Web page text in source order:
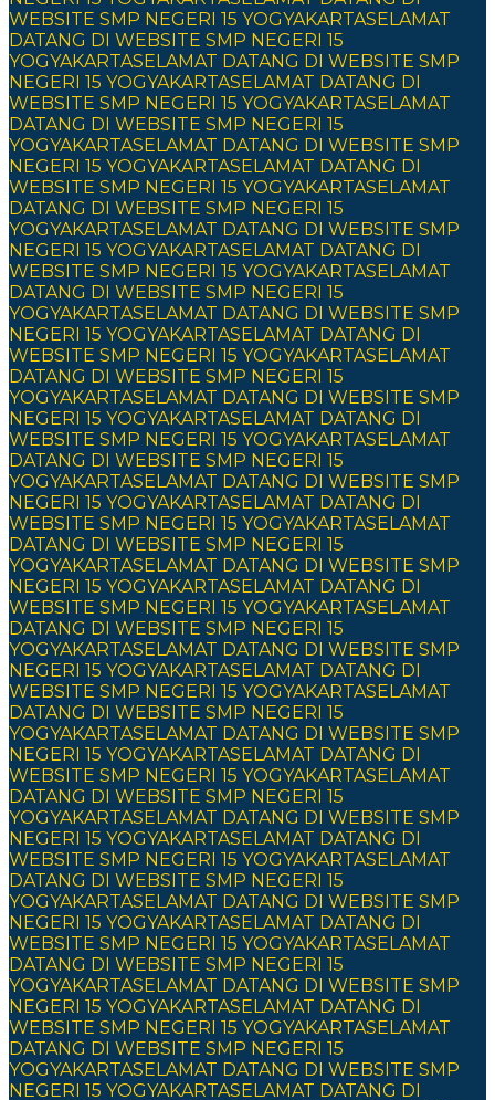
WEBSITE SMP NEGERI 15 YOGYAKARTASELAMAT
DATANG DI WEBSITE SMP NEGERI 15
YOGYAKARTASELAMAT DATANG DI WEBSITE SMP
NEGERI 15 YOGYAKARTASELAMAT DATANG DI
WEBSITE SMP NEGERI 15 YOGYAKARTASELAMAT
DATANG DI WEBSITE SMP NEGERI 15
YOGYAKARTASELAMAT DATANG DI WEBSITE SMP
NEGERI 15 YOGYAKARTASELAMAT DATANG DI
WEBSITE SMP NEGERI 15 YOGYAKARTASELAMAT
DATANG DI WEBSITE SMP NEGERI 15
YOGYAKARTASELAMAT DATANG DI WEBSITE SMP
NEGERI 15 YOGYAKARTASELAMAT DATANG DI
WEBSITE SMP NEGERI 15 YOGYAKARTASELAMAT
DATANG DI WEBSITE SMP NEGERI 15
YOGYAKARTASELAMAT DATANG DI WEBSITE SMP
NEGERI 15 YOGYAKARTASELAMAT DATANG DI
WEBSITE SMP NEGERI 15 YOGYAKARTASELAMAT
DATANG DI WEBSITE SMP NEGERI 15
YOGYAKARTASELAMAT DATANG DI WEBSITE SMP
NEGERI 15 YOGYAKARTASELAMAT DATANG DI
WEBSITE SMP NEGERI 15 YOGYAKARTASELAMAT
DATANG DI WEBSITE SMP NEGERI 15
YOGYAKARTASELAMAT DATANG DI WEBSITE SMP
NEGERI 15 YOGYAKARTASELAMAT DATANG DI
WEBSITE SMP NEGERI 15 YOGYAKARTASELAMAT
DATANG DI WEBSITE SMP NEGERI 15
YOGYAKARTASELAMAT DATANG DI WEBSITE SMP
NEGERI 15 YOGYAKARTASELAMAT DATANG DI
WEBSITE SMP NEGERI 15 YOGYAKARTASELAMAT
DATANG DI WEBSITE SMP NEGERI 15
YOGYAKARTASELAMAT DATANG DI WEBSITE SMP
NEGERI 15 YOGYAKARTASELAMAT DATANG DI
WEBSITE SMP NEGERI 15 YOGYAKARTASELAMAT
DATANG DI WEBSITE SMP NEGERI 15
YOGYAKARTASELAMAT DATANG DI WEBSITE SMP
NEGERI 15 YOGYAKARTASELAMAT DATANG DI
WEBSITE SMP NEGERI 15 YOGYAKARTASELAMAT
DATANG DI WEBSITE SMP NEGERI 15
YOGYAKARTASELAMAT DATANG DI WEBSITE SMP
NEGERI 15 YOGYAKARTASELAMAT DATANG DI
WEBSITE SMP NEGERI 15 YOGYAKARTASELAMAT
DATANG DI WEBSITE SMP NEGERI 15
YOGYAKARTASELAMAT DATANG DI WEBSITE SMP
NEGERI 15 YOGYAKARTASELAMAT DATANG DI
WEBSITE SMP NEGERI 15 YOGYAKARTASELAMAT
DATANG DI WEBSITE SMP NEGERI 15
YOGYAKARTASELAMAT DATANG DI WEBSITE SMP
NEGERI 15 YOGYAKARTASELAMAT DATANG DI
WEBSITE SMP NEGERI 15 YOGYAKARTASELAMAT
DATANG DI WEBSITE SMP NEGERI 15
YOGYAKARTASELAMAT DATANG DI WEBSITE SMP
NEGERI 15 YOGYAKARTASELAMAT DATANG DI